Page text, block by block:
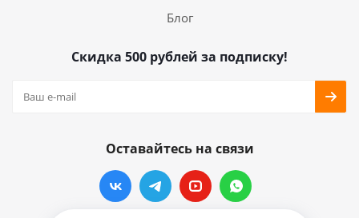
Блог
Скидка 500 рублей за подписку!
Оставайтесь на связи